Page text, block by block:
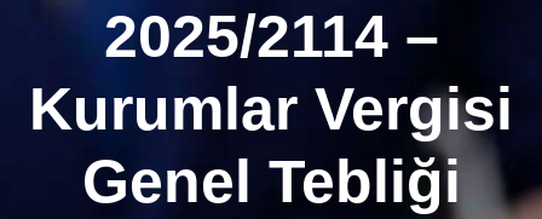
2025/2114 –
Kurumlar Vergisi
Genel Tebliği